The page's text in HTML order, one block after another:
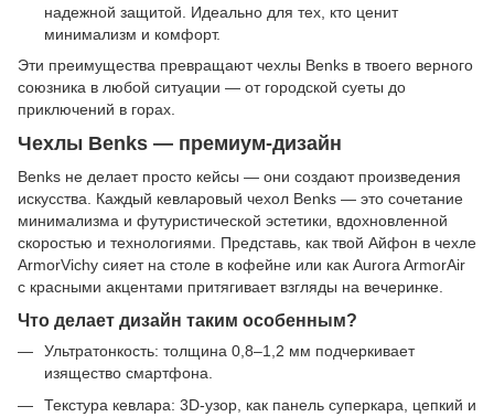
надежной защитой. Идеально для тех, кто ценит
минимализм и комфорт.
Эти преимущества превращают чехлы Benks в твоего верного
союзника в любой ситуации — от городской суеты до
приключений в горах.
Чехлы Benks — премиум-дизайн
Benks не делает просто кейсы — они создают произведения
искусства. Каждый кевларовый чехол Benks — это сочетание
минимализма и футуристической эстетики, вдохновленной
скоростью и технологиями. Представь, как твой Айфон в чехле
ArmorVichy сияет на столе в кофейне или как Aurora ArmorAir
с красными акцентами притягивает взгляды на вечеринке.
Что делает дизайн таким особенным?
Ультратонкость: толщина 0,8–1,2 мм подчеркивает
изящество смартфона.
Текстура кевлара: 3D-узор, как панель суперкара, цепкий и